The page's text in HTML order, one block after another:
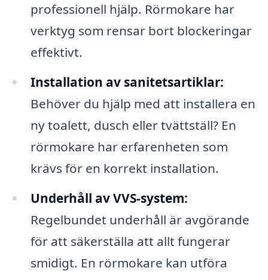
professionell hjälp. Rörmokare har
verktyg som rensar bort blockeringar
effektivt.
Installation av sanitetsartiklar:
Behöver du hjälp med att installera en
ny toalett, dusch eller tvättställ? En
rörmokare har erfarenheten som
krävs för en korrekt installation.
Underhåll av VVS-system:
Regelbundet underhåll är avgörande
för att säkerställa att allt fungerar
smidigt. En rörmokare kan utföra